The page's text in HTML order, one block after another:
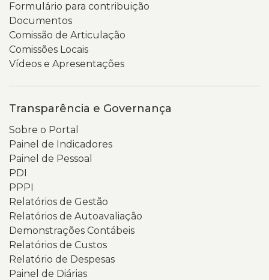
Formulário para contribuição
Documentos
Comissão de Articulação
Comissões Locais
Vídeos e Apresentações
Transparência e Governança
Sobre o Portal
Painel de Indicadores
Painel de Pessoal
PDI
PPPI
Relatórios de Gestão
Relatórios de Autoavaliação
Demonstrações Contábeis
Relatórios de Custos
Relatório de Despesas
Painel de Diárias